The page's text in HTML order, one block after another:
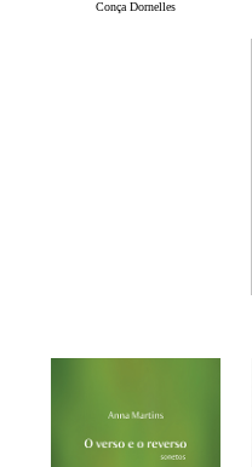
Conça Dornelles